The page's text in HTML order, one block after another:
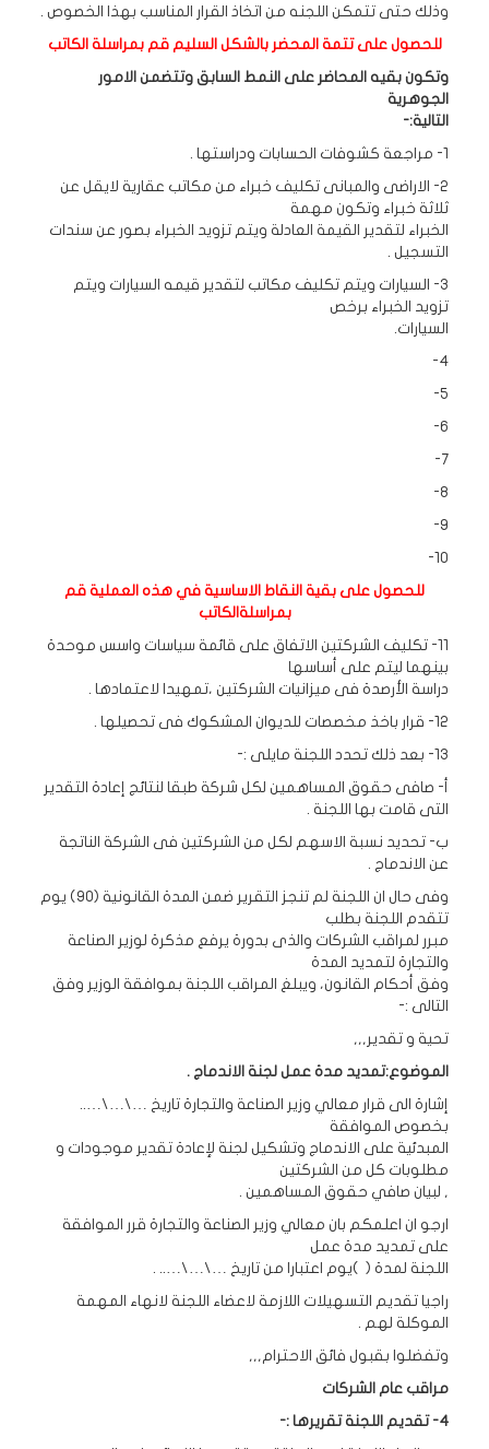
وذلك حتى تتمكن اللجنه من اتخاذ القرار المناسب بهذا الخصوص .
للحصول على تتمة المحضر بالشكل السليم قم بمراسلة الكاتب
وتكون بقيه المحاضر على النمط السابق وتتضمن الامور
الجوهرية
التالية:-
1- مراجعة كشوفات الحسابات ودراستها .
2- الاراضى والمبانى تكليف خبراء من مكاتب عقارية لايقل عن
ثلاثة خبراء وتكون مهمة
الخبراء لتقدير القيمة العادلة ويتم تزويد الخبراء بصور عن سندات
التسجيل .
3- السيارات ويتم تكليف مكاتب لتقدير قيمه السيارات ويتم
تزويد الخبراء برخص
السيارات.
4-
5-
6-
7-
8-
9-
10-
للحصول على بقية النقاط الاساسية في هذه العملية قم
بمراسلةالكاتب
11- تكليف الشركتين الاتفاق على قائمة سياسات واسس موحدة
بينهما ليتم على أساسها
دراسة الأرصدة فى ميزانيات الشركتين ،تمهيدا لاعتمادها .
12- قرار باخذ مخصصات للديوان المشكوك فى تحصيلها .
13- بعد ذلك تحدد اللجنة مايلى :-
أ- صافى حقوق المساهمين لكل شركة طبقا لنتائج إعادة التقدير
التى قامت بها اللجنة .
ب- تحديد نسبة الاسهم لكل من الشركتين فى الشركة الناتجة
عن الاندماج .
وفى حال ان اللجنة لم تنجز التقرير ضمن المدة القانونية (90) يوم
تتقدم اللجنة بطلب
مبرر لمراقب الشركات والذى بدورة يرفع مذكرة لوزير الصناعة
والتجارة لتمديد المدة
وفق أحكام القانون، ويبلغ المراقب اللجنة بموافقة الوزير وفق
التالى :-
تحية و تقدير,,,
الموضوع:تمديد مدة عمل لجنة الاندماج .
إشارة الى قرار معالي وزير الصناعة والتجارة تاريخ …\…\…..
بخصوص الموافقة
المبدئية على الاندماج وتشكيل لجنة لإعادة تقدير موجودات و
مطلوبات كل من الشركتين
, لبيان صافي حقوق المساهمين .
ارجو ان اعلمكم بان معالي وزير الصناعة والتجارة قرر الموافقة
على تمديد مدة عمل
اللجنة لمدة ( )يوم اعتبارا من تاريخ …\…\….. .
راجيا تقديم التسهيلات اللازمة لاعضاء اللجنة لانهاء المهمة
الموكلة لهم .
وتفضلوا بقبول فائق الاحترام,,,
مراقب عام الشركات
4- تقديم اللجنة تقريرها :-